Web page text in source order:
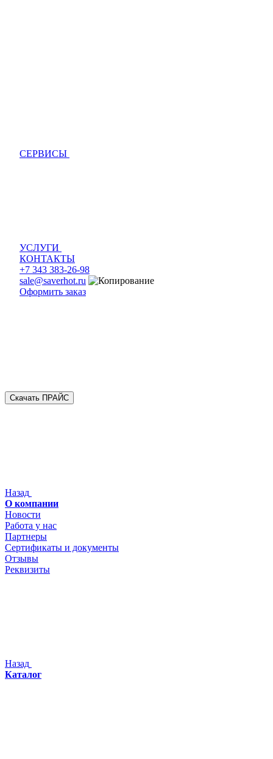
СЕРВИСЫ
УСЛУГИ
КОНТАКТЫ
+7 343 383-26-98
sale@saverhot.ru
Оформить заказ
Скачать ПРАЙС
Назад
О компании
Новости
Работа у нас
Партнеры
Сертификаты и документы
Отзывы
Реквизиты
Назад
Каталог